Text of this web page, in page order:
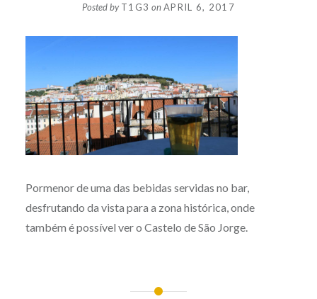
Posted byT1G3 onAPRIL 6, 2017
Pormenor de uma das bebidas servidas no bar,
desfrutando da vista para a zona histórica, onde
também é possível ver o Castelo de São Jorge.